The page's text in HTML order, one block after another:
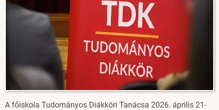
A főiskola Tudományos Diákköri Tanácsa 2026. április 21-